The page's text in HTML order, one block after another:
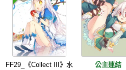
FF29_《Collect III》水
公主連結